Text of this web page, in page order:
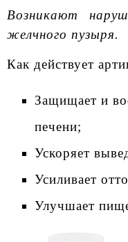
Возникают
желчного пузыря.
Как действует
Защищает и
печени;
Ускоряет
Усиливает
Улучшает